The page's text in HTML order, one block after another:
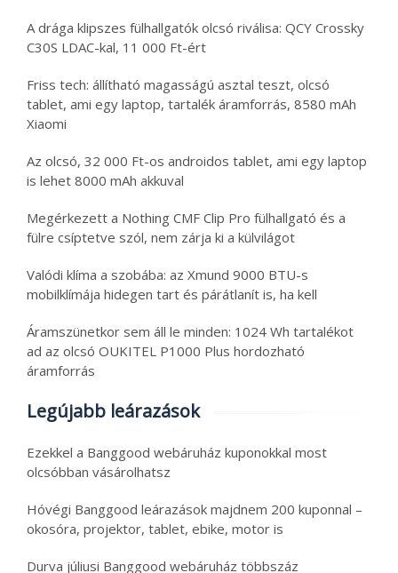
A drága klipszes fülhallgatók olcsó riválisa: QCY Crossky
C30S LDAC-kal, 11 000 Ft-ért
Friss tech: állítható magasságú asztal teszt, olcsó
tablet, ami egy laptop, tartalék áramforrás, 8580 mAh
Xiaomi
Az olcsó, 32 000 Ft-os androidos tablet, ami egy laptop
is lehet 8000 mAh akkuval
Megérkezett a Nothing CMF Clip Pro fülhallgató és a
fülre csíptetve szól, nem zárja ki a külvilágot
Valódi klíma a szobába: az Xmund 9000 BTU-s
mobilklímája hidegen tart és párátlanít is, ha kell
Áramszünetkor sem áll le minden: 1024 Wh tartalékot
ad az olcsó OUKITEL P1000 Plus hordozható
áramforrás
Legújabb leárazások
Ezekkel a Banggood webáruház kuponokkal most
olcsóbban vásárolhatsz
Hóvégi Banggood leárazások majdnem 200 kuponnal –
okosóra, projektor, tablet, ebike, motor is
Durva júliusi Banggood webáruház többszáz